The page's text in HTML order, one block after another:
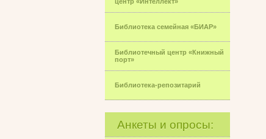
Библиотека семейная «БИАР»
Библиотечный центр «Книжный
порт»
Библиотека-репозитарий
Анкеты и опросы: